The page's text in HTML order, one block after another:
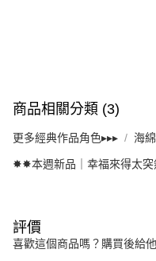
商品相關分類 (3)
更多經典作品角色▸▸▸ 海
✸✸本週新品｜幸福來得太
評價
喜歡這個商品嗎？購買後給